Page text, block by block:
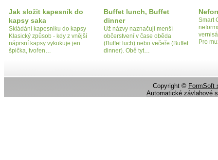
Jak složit kapesník do
kapsy saka
Skládání kapesníku do kapsy
Klasický způsob - kdy z vnější
náprsní kapsy vykukuje jen
špička, tvořen…
Buffet lunch, Buffet
dinner
Už názvy naznačují menší
občerstvení v čase oběda
(Buffet luch) nebo večeře (Buffet
dinner). Obě tyt…
Smart
Pro
Copyright © FormSoft
Automatické závlahové